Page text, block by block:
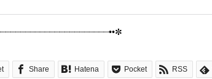
Share Hatena Pocket RSS